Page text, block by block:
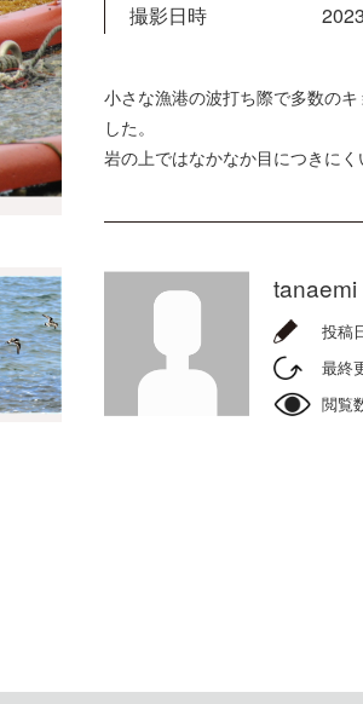
撮影日時
小さな漁港の波打ち際で多数の
した。
岩の上ではなかなか目につきに
tanaemi
投稿
最終
閲覧